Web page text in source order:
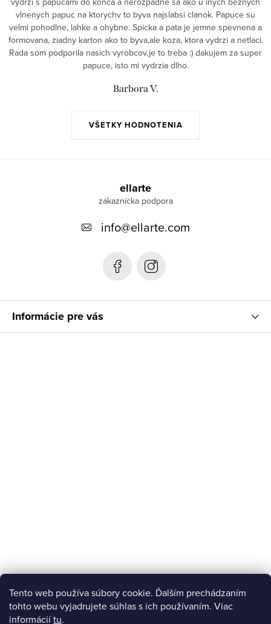
Tento web používa súbory cookie. Ďalším prechádzaním
tohto webu vyjadrujete súhlas s ich používaním. Viac
informáciítu.
VŠETKY HODNOTENIA
vlnenych papuc na ktorychv to byva najslabsi clanok. Papuce su
velmi pohodlne, lahke a ohybne. Spicka a pata je jemne spevnena a
formovana, ziadny karton ako to byva,ale koza, ktora vydrzi a netlaci.
Rada som podporila nasich vyrobcov,je to treba :) dakujem za super
papuce, isto mi vydrzia dlho.
Barbora V.
ellarte
info@ellarte.com
Informácie pre vás